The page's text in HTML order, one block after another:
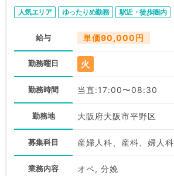
人気エリア ゆったりめ勤務 駅近・徒歩圏内
給与 単価90,000円
勤務曜日 火
勤務時間 当直:17:00〜08:30
勤務地 大阪府大阪市平野区
募集科目 産婦人科、産科、婦人科
業務内容 オペ, 分娩